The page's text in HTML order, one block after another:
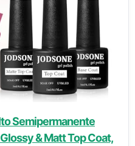
Semipermanente
& Matt Top Coat,